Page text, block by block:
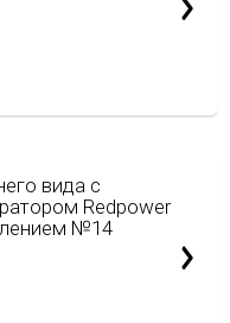
вида с
Redpower
№14